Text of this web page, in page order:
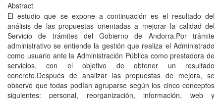
Abstract
El estudio que se expone a continuación es el resultado del
análisis de las propuestas orientadas a mejorar la calidad del
Servicio de trámites del Gobierno de Andorra.Por trámite
administrativo se entiende la gestión que realiza el Administrado
como usuario ante la Administración Pública como prestadora de
servicios, con el objetivo de obtener un resultado
concreto.Después de analizar las propuestas de mejora, se
observó que todas podían agruparse según los cinco conceptos
siguientes: personal, reorganización, información, web y